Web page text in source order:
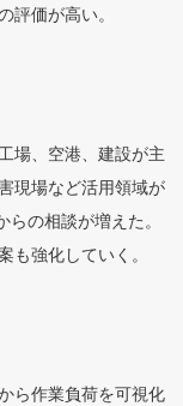
評価が高い。
場、空港、建設が主
現場など活用領域が
の相談が増えた。
も強化していく。
ら作業負荷を可視化